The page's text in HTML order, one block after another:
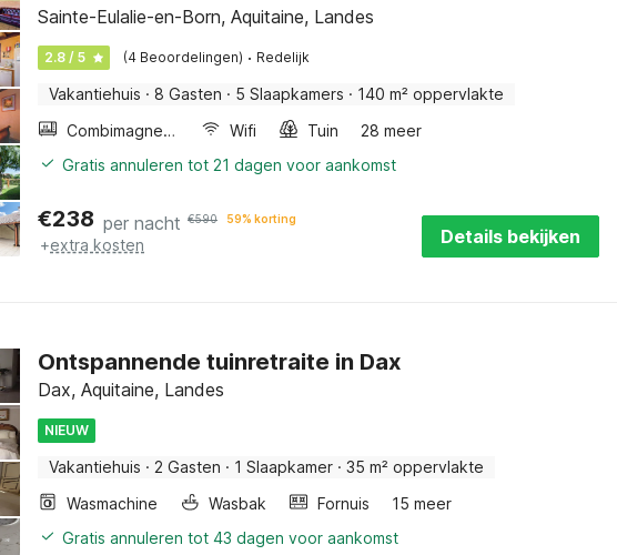
Sainte-Eulalie-en-Born, Aquitaine, Landes
2.8 / 5 (4 Beoordelingen) · Redelijk
Vakantiehuis · 8 Gasten · 5 Slaapkamers · 140 m² oppervlakte
Combimagnetron
Wifi Tuin
28 meer
Gratis annuleren tot 21 dagen voor aankomst
€238 per nacht €590 59% korting
+extra kosten Details bekijken
Ontspannende tuinretraite in Dax
Dax, Aquitaine, Landes
NIEUW
Vakantiehuis · 2 Gasten · 1 Slaapkamer · 35 m² oppervlakte
Wasmachine
Wasbak Fornuis
15 meer
Gratis annuleren tot 43 dagen voor aankomst